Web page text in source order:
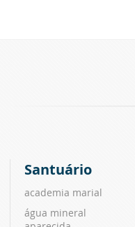
Santuário
academia marial
água mineral